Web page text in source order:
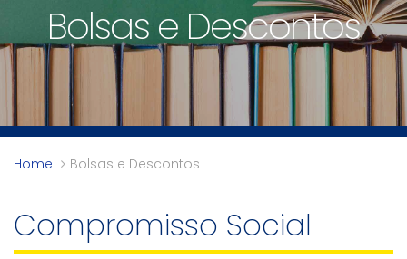
Bolsas e Descontos
Home Bolsas e Descontos
Compromisso Social